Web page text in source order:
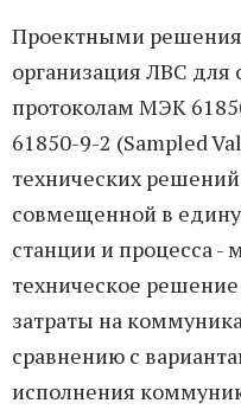
Проектными
организация ЛВС
протоколам МЭК
61850-9-2 (Sampled
технических
совмещенной в
станции и процесса -
техническое
затраты на
сравнению с
исполнения